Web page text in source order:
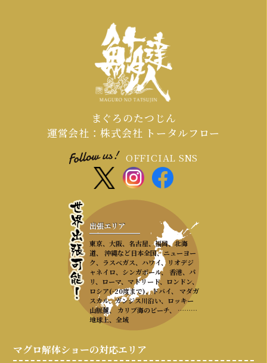
グ＆サプライズ入場」で期待感を高
め、「共同作業と写真映え」で誰もが
主役になり、「ライブで食す」最高の
カタルシスを提供することがです。
まぐろのたつじん
運営会社：株式会社 トータルフロー
OFFICIAL SNS
出張エリア
東京、大阪、名古屋、福岡、北海
道、 沖縄など日本全国、ニューヨー
ク、ラスベガス、ハワイ、リオデジ
ャネイロ、シンガポール、 香港、パ
リ、ローマ、マドリード、ロンドン、
ロシア(-20度まで)、ドバイ、 マダガ
スカル、ガンジス川沿い、ロッキー
山脈麓、 カリブ海のビーチ、 ………
地球上、全域
マグロ解体ショーの対応エリア